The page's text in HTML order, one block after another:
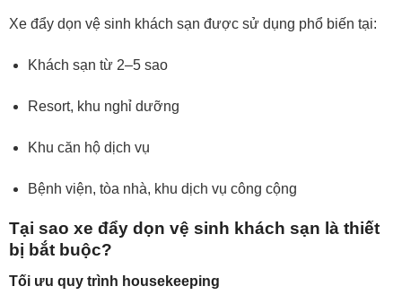
Xe đẩy dọn vệ sinh khách sạn được sử dụng phổ biến tại:
Khách sạn từ 2–5 sao
Resort, khu nghỉ dưỡng
Khu căn hộ dịch vụ
Bệnh viện, tòa nhà, khu dịch vụ công cộng
Tại sao xe đẩy dọn vệ sinh khách sạn là thiết
bị bắt buộc?
Tối ưu quy trình housekeeping